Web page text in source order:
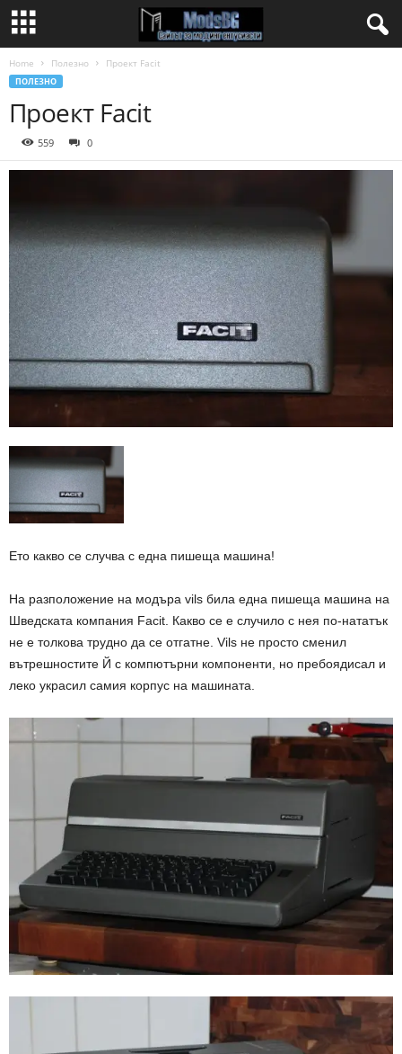
Home Полезно Проект Facit
ПОЛЕЗНО
Проект Facit
559 0
Ето какво се случва с една пишеща машина!
На разположение на модъра vils била една пишеща машина на
Шведската компания Facit. Какво се е случило с нея по-нататък
не е толкова трудно да се отгатне. Vils не просто сменил
вътрешностите Й с компютърни компоненти, но пребоядисал и
леко украсил самия корпус на машината.